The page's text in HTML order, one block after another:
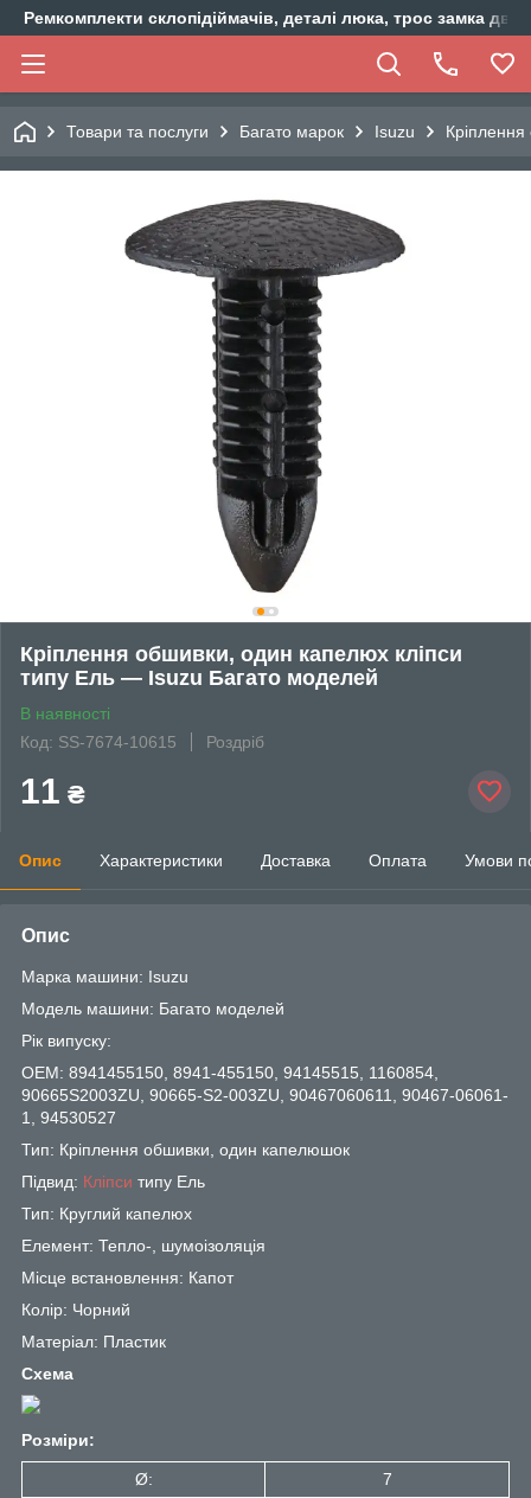
Ремкомплекти склопідіймачів, деталі люка, трос замка
Товари та послуги Багато марок Isuzu
Кріплення обшивки, один капелюх кліпси
типу Ель — Isuzu Багато моделей
В наявності
Код: SS-7674-10615
Роздріб
11 ₴
Опис Характеристики Доставка Оплата Умови
Опис
Марка машини: Isuzu
Модель машини: Багато моделей
Рік випуску:
OEM: 8941455150, 8941-455150, 94145515, 1160854,
90665S2003ZU, 90665-S2-003ZU, 90467060611, 90467-06061-
1, 94530527
Тип: Кріплення обшивки, один капелюшок
Підвид: Кліпси типу Ель
Тип: Круглий капелюх
Елемент: Тепло-, шумоізоляція
Місце встановлення: Капот
Колір: Чорний
Матеріал: Пластик
Схема
Розміри:
Ø:
7